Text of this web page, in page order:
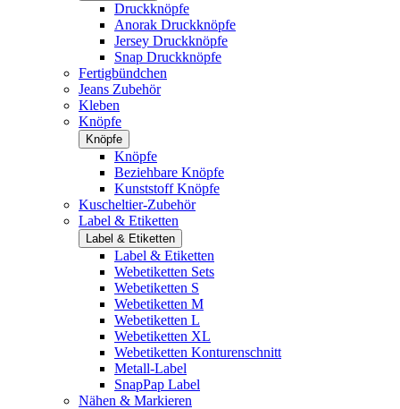
Druckknöpfe
Anorak Druckknöpfe
Jersey Druckknöpfe
Snap Druckknöpfe
Fertigbündchen
Jeans Zubehör
Kleben
Knöpfe
Knöpfe
Knöpfe
Beziehbare Knöpfe
Kunststoff Knöpfe
Kuscheltier-Zubehör
Label & Etiketten
Label & Etiketten
Label & Etiketten
Webetiketten Sets
Webetiketten S
Webetiketten M
Webetiketten L
Webetiketten XL
Webetiketten Konturenschnitt
Metall-Label
SnapPap Label
Nähen & Markieren